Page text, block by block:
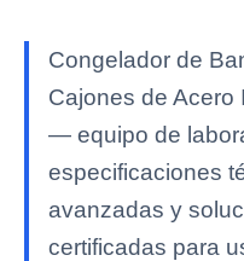
Congelador de
Cajones de Acero
— equipo de
especificaciones
avanzadas y
certificadas para